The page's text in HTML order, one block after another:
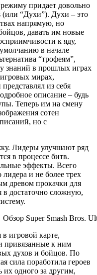
придает довольно
(или “Духи”). Духи – это
напрямую, но
давать им новые
к яду,
в начале
“трофеям”,
знаний в прошлых играх
мирах,
из себя
описание – будь
Теперь им на смену
сотен
но с
Лидеры улучшают ряд
в процессе битв.
эффекты. Всего
и не более трех
древом прокачки для
в достаточно сложную,
в игровой карте,
привязанные к ним
духов и бойцов. По
сила поработила героев
их одного за другим,